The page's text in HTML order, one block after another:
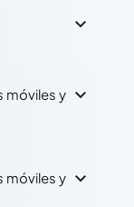

móviles y 
móviles y 